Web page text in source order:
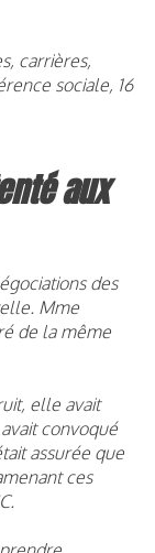
carrières,
sociale, 16
aux
des
Mme
de la même
elle avait
convoqué
assurée que
ces